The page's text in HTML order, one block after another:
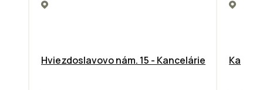
Hviezdoslavovo nám. 15 - Kancelárie